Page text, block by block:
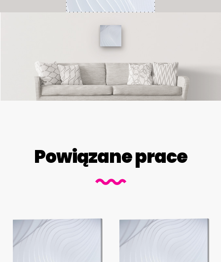
Powiązane prace